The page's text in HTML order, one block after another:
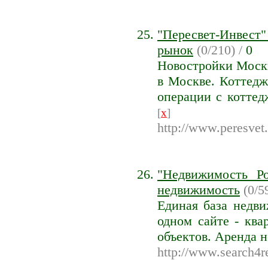
"Пересвет-
рынок (0/210) / 0
Новостройки
в Москве.
операции с
[x]
http://
"Недвижимость
недвижимость (0/
Единая база
одном сайте -
объектов. Аренда
http://